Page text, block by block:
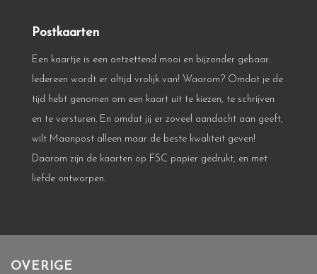
Postkaarten
Een kaartje is een ontzettend mooi en bijzonder gebaar.
Iedereen wordt er altijd vrolijk van! Waarom? Omdat je de
tijd hebt genomen om een kaart uit te kiezen, te schrijven
en te versturen. En omdat jij er zoveel aandacht aan geeft,
wilt Maanpost alleen maar de beste kwaliteit geven!
Daarom zijn de kaarten op FSC papier gedrukt, en met
liefde ontworpen.
OVERIGE